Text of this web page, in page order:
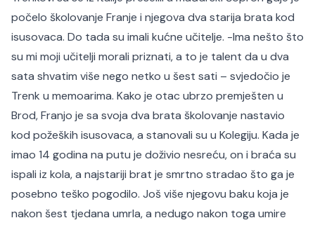
počelo školovanje Franje i njegova dva starija brata kod
isusovaca. Do tada su imali kućne učitelje. -Ima nešto što
su mi moji učitelji morali priznati, a to je talent da u dva
sata shvatim više nego netko u šest sati – svjedočio je
Trenk u memoarima. Kako je otac ubrzo premješten u
Brod, Franjo je sa svoja dva brata školovanje nastavio
kod požeških isusovaca, a stanovali su u Kolegiju. Kada je
imao 14 godina na putu je doživio nesreću, on i braća su
ispali iz kola, a najstariji brat je smrtno stradao što ga je
posebno teško pogodilo. Još više njegovu baku koja je
nakon šest tjedana umrla, a nedugo nakon toga umire